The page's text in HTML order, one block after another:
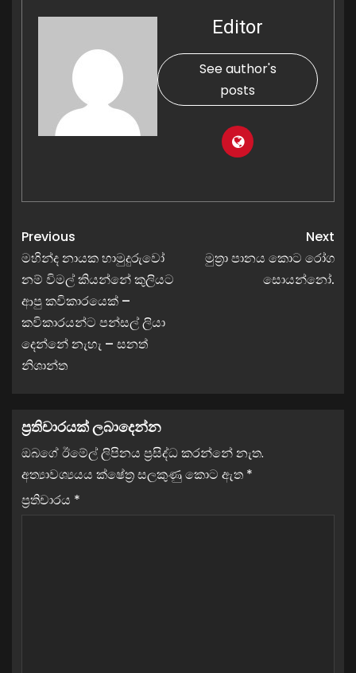
Editor
See author's
posts
Previous
මහින්ද නායක හාමුදුරුවෝ
නම් විමල් කියන්නේ කුලියට
ආපු කවිකාරයෙක් –
කවිකාරයන්ට පන්සල් ලියා
දෙන්නේ නැහැ – සනත්
නිශාන්ත
Next
මුත්‍රා පානය කොට රෝග
සොයන්නෝ.
ප්‍රතිචාරයක් ලබාදෙන්න
ඔබගේ ඊමේල් ලිපිනය ප්‍රසිද්ධ කරන්නේ නැත.
අත්‍යාවශ්‍යයය ක්ෂේත්‍ර සලකුණු කොට ඇත *
ප්‍රතිචාරය *